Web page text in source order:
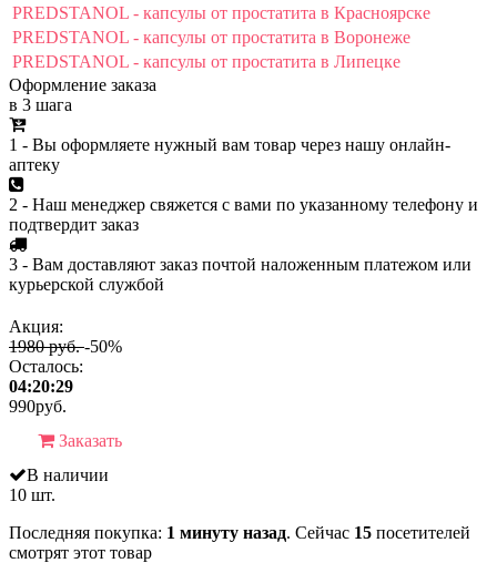
PREDSTANOL - капсулы от простатита в Красноярске
PREDSTANOL - капсулы от простатита в Воронеже
PREDSTANOL - капсулы от простатита в Липецке
Оформление заказа
в 3 шага
1 - Вы оформляете нужный вам товар через нашу онлайн-
аптеку
2 - Наш менеджер свяжется с вами по указанному телефону и
подтвердит заказ
3 - Вам доставляют заказ почтой наложенным платежом или
курьерской службой
Акция:
1980 руб.-50%
Осталось:
04:20:29
990руб.
Заказать
В наличии
10 шт.
Последняя покупка: 1 минуту назад. Сейчас 15 посетителей
смотрят этот товар